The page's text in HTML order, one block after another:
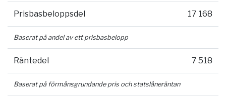
Prisbasbeloppsdel 17 168
Baserat på andel av ett prisbasbelopp
Räntedel 7 518
Baserat på förmånsgrundande pris och statslåneräntan